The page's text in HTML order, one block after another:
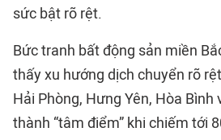
sức bật rõ rệt.
Bức tranh bất động sản miền
thấy xu hướng dịch chuyển rõ
Hải Phòng, Hưng Yên, Hòa Bình
thành “tâm điểm” khi chiếm tới